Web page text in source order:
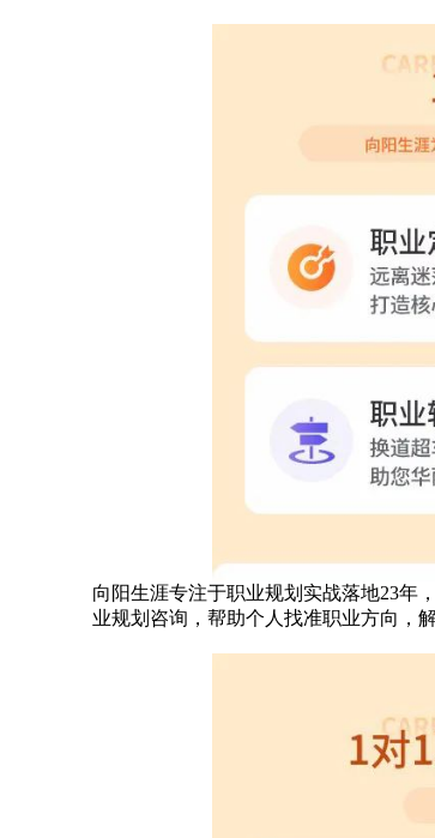
向阳生涯专注于职业规划实战落地23年
业规划咨询，帮助个人找准职业方向，